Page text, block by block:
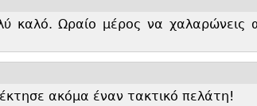
καλό. Ωραίο μέρος να
ακόμα έναν τακτικό πελάτη!